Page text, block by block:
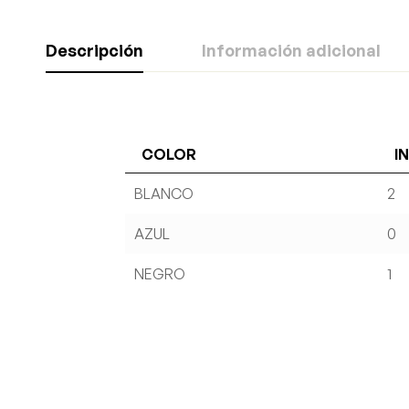
Descripción Información adicional
COLOR
BLANCO 2
AZUL 0
NEGRO 1